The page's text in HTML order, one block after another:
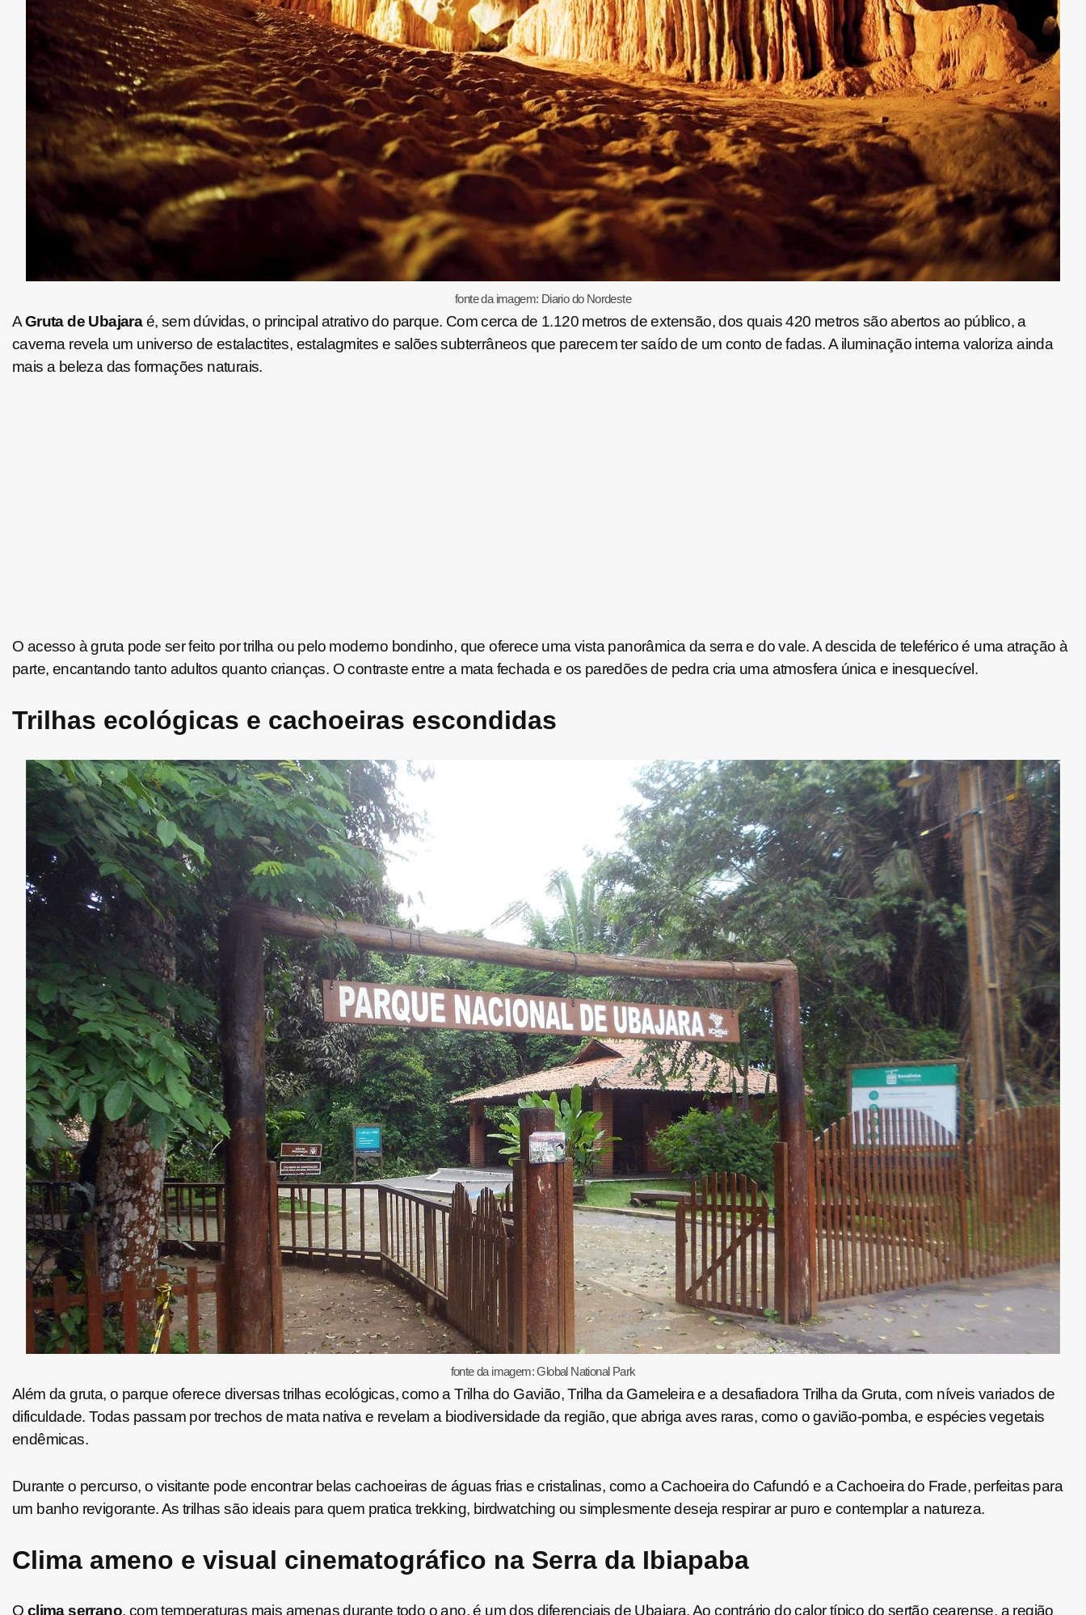
fonte da imagem: Diario do Nordeste
AGruta de Ubajaraé, sem dúvidas, o principal atrativo do parque. Com cerca de 1.120 metros de extensão, dos quais 420 metros são abertos ao público, a
caverna revela um universo de estalactites, estalagmites e salões subterrâneos que parecem ter saído de um conto de fadas. A iluminação interna valoriza ainda
mais a beleza das formações naturais.
O acesso à gruta pode ser feito por trilha ou pelo moderno bondinho, que oferece uma vista panorâmica da serra e do vale. A descida de teleférico é uma atração à
parte, encantando tanto adultos quanto crianças. O contraste entre a mata fechada e os paredões de pedra cria uma atmosfera única e inesquecível.
Trilhas ecológicas e cachoeiras escondidas
fonte da imagem: Global National Park
Além da gruta, o parque oferece diversas trilhas ecológicas, como a Trilha do Gavião, Trilha da Gameleira e a desafiadora Trilha da Gruta, com níveis variados de
dificuldade. Todas passam por trechos de mata nativa e revelam a biodiversidade da região, que abriga aves raras, como o gavião-pomba, e espécies vegetais
endêmicas.
Durante o percurso, o visitante pode encontrar belas cachoeiras de águas frias e cristalinas, como a Cachoeira do Cafundó e a Cachoeira do Frade, perfeitas para
um banho revigorante. As trilhas são ideais para quem pratica trekking, birdwatching ou simplesmente deseja respirar ar puro e contemplar a natureza.
Clima ameno e visual cinematográfico na Serra da Ibiapaba
O clima serrano, com temperaturas mais amenas durante todo o ano, é um dos diferenciais de Ubajara. Ao contrário do calor típico do sertão cearense, a região